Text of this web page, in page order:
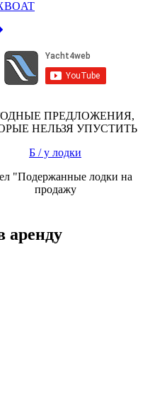
ПРЕДЛОЖЕНИЯ,
НЕЛЬЗЯ УПУСТИТЬ
Б / у лодки
"Подержанные лодки на
продажу
аренду